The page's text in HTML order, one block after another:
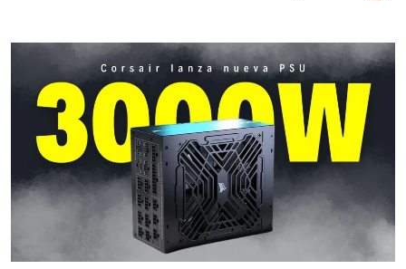
734
0